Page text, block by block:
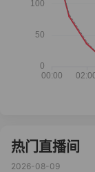
热门直播间
2026-08-09